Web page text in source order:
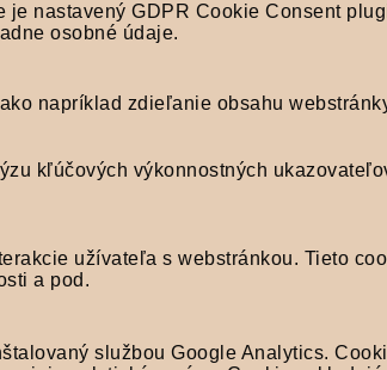
je nastavený GDPR Cookie Consent
osobné údaje.
napríklad zdieľanie obsahu
kľúčových výkonnostných
užívateľa s webstránkou. Tieto
a pod.
službou Google Analytics.